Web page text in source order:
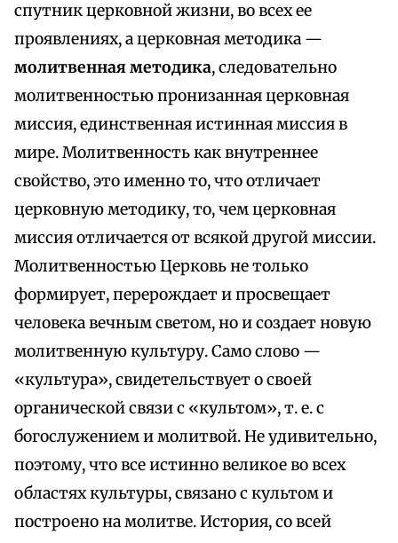
спутник церковной жизни, во всех ее
проявлениях, а церковная методика —
молитвенная методика, следовательно
молитвенностью пронизанная церковная
миссия, единственная истинная миссия в
мире. Молитвенность как внутреннее
свойство, это именно то, что отличает
церковную методику, то, чем церковная
миссия отличается от всякой другой миссии.
Молитвенностью Церковь не только
формирует, перерождает и просвещает
человека вечным светом, но и создает новую
молитвенную культуру. Само слово —
«культура», свидетельствует о своей
органической связи с «культом», т. е. с
богослужением и молитвой. Не удивительно,
поэтому, что все истинно великое во всех
областях культуры, связано с культом и
построено на молитве. История, со всей